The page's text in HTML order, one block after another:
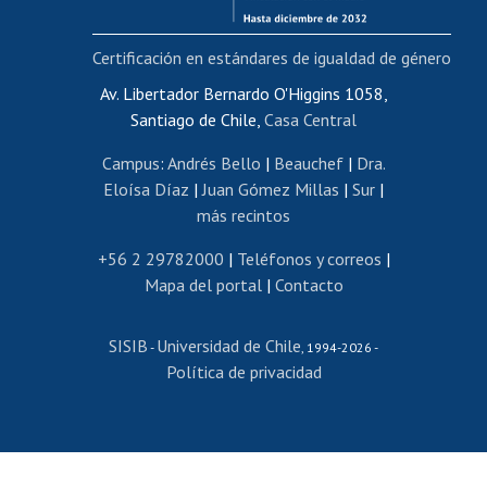
Bienestar del personal
Portal de movilidad interna
Certificado de renta
Certificado de renta honorarios
Editar páginas blancas
Extranjeras/os
Revalidación y reconocimiento de títulos
Postulación al Programa de Movilidad Estudiantil
Cursos de español
Av. Libertador Bernardo O'Higgins 1058,
Santiago de Chile, Casa Central
Campus: Andrés Bello | Beauchef| Dra.
Eloísa Díaz |Juan Gómez Millas | Sur |
más recintos
+56 2 29782000 | Teléfonos y correos |
Mapa del portal| Contacto
SISIB - Universidad de Chile, 1994-2026 -
Política de privacidad
Certificación en estándares de igualdad de género